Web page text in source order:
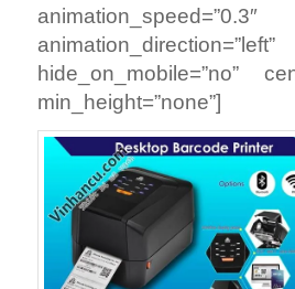
animation_speed=”0.3″
animation_direction=”left”
hide_on_mobile=”no”
min_height=”none”]